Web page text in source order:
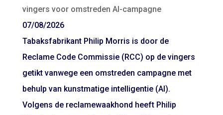
vingers voor omstreden AI-campagne
07/08/2026
Tabaksfabrikant Philip Morris is door de
Reclame Code Commissie (RCC) op de vingers
getikt vanwege een omstreden campagne met
behulp van kunstmatige intelligentie (AI).
Volgens de reclamewaakhond heeft Philip